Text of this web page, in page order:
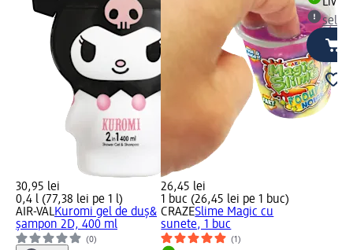
30,95 lei
0,4 l (77,38 lei pe 1 l)
AIR-VALKuromi gel de duș&
șampon 2D, 400 ml
(0)
26,45 lei
1 buc (26,45 lei pe 1 buc)
CRAZESlime Magic cu
sunete, 1 buc
(1)